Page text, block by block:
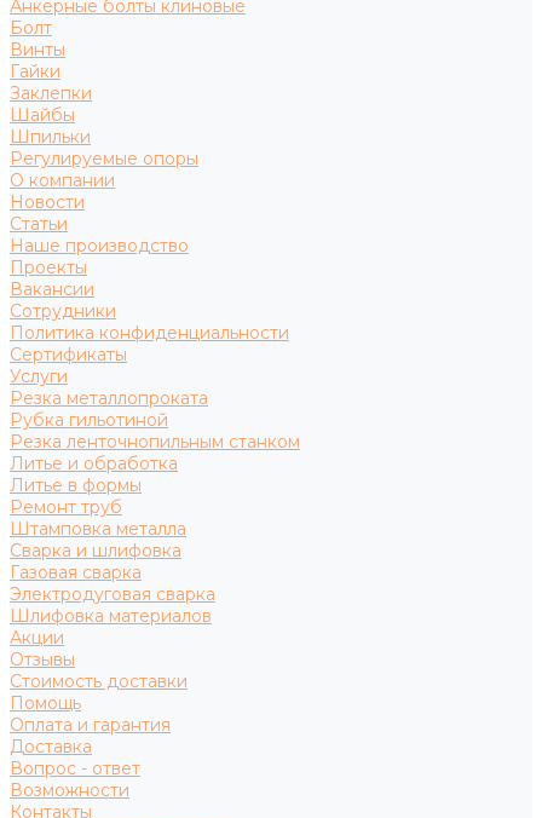
Анкерные болты клиновые
Болт
Винты
Гайки
Заклепки
Шайбы
Шпильки
Регулируемые опоры
О компании
Новости
Статьи
Наше производство
Проекты
Вакансии
Сотрудники
Политика конфиденциальности
Сертификаты
Услуги
Резка металлопроката
Рубка гильотиной
Резка ленточнопильным станком
Литье и обработка
Литье в формы
Ремонт труб
Штамповка металла
Сварка и шлифовка
Газовая сварка
Электродуговая сварка
Шлифовка материалов
Акции
Отзывы
Стоимость доставки
Помощь
Оплата и гарантия
Доставка
Вопрос - ответ
Возможности
Контакты